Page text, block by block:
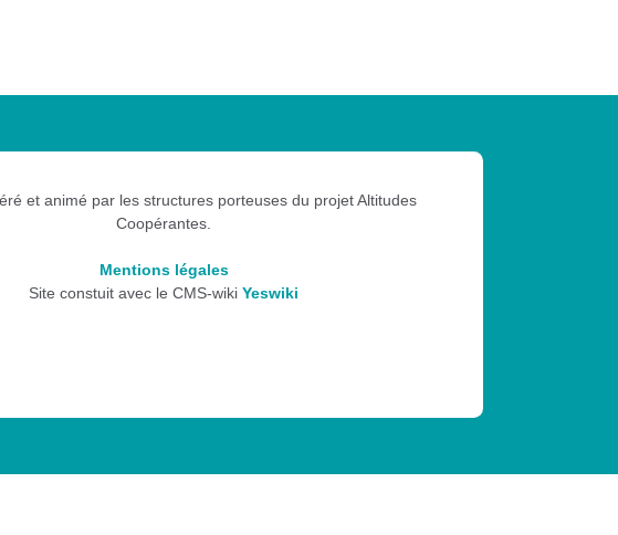
et animé par les structures porteuses du projet Altitudes
Coopérantes.
Mentions légales
Site constuit avec le CMS-wikiYeswiki